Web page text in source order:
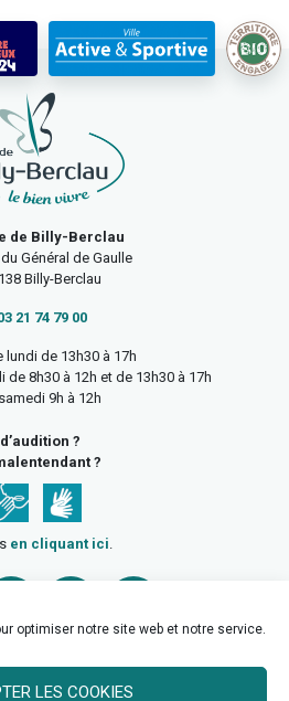
optimiser notre site web et notre service.
LES COOKIES
de Billy-Berclau
Général de Gaulle
Billy-Berclau
21 74 79 00
lundi de 13h30 à 17h
de 8h30 à 12h et de 13h30 à 17h
9h à 12h
?
?
en cliquant ici